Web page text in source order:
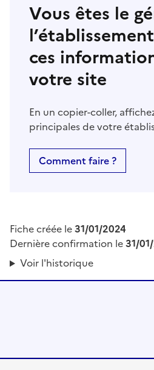
Vous êtes le
ces
votre site
En un copier-coller,
principales de votre
Comment faire ?
Fiche créée le31/01/2024
Dernière confirmation le31/
Voir l'historique